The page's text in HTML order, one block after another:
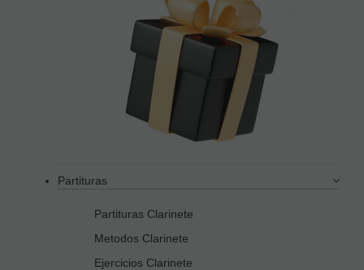
Partituras
Partituras Clarinete
Metodos Clarinete
Ejercicios Clarinete